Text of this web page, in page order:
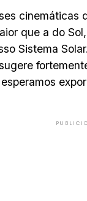
cinemáticas
que a do
Sistema